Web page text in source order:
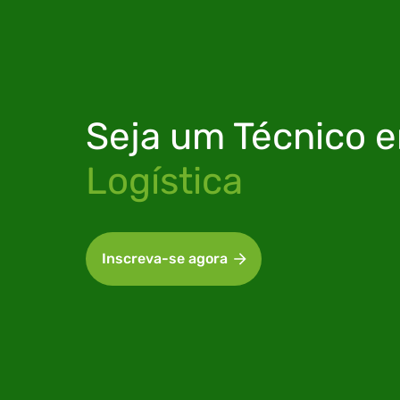
Seja um Técnico
Logística
Inscreva-se agora